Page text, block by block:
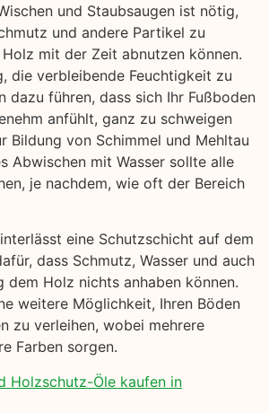
und Staubsaugen ist nötig,
und andere Partikel zu
mit der Zeit abnutzen können.
die verbleibende Feuchtigkeit zu
dazu führen, dass sich Ihr Fußboden
anfühlt, ganz zu schweigen
Bildung von Schimmel und Mehltau
Abwischen mit Wasser sollte alle
je nachdem, wie oft der Bereich
eine Schutzschicht auf dem
dass Schmutz, Wasser und auch
dem Holz nichts anhaben können.
weitere Möglichkeit, Ihren Böden
zu verleihen, wobei mehrere
Farben sorgen.
Holzschutz-Öle kaufen in